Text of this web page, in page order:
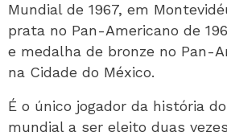
Mundial de 1967, em
prata no Pan-Americano de
e medalha de bronze no Pan-
na Cidade do México.
É o único jogador da história
mundial a ser eleito duas